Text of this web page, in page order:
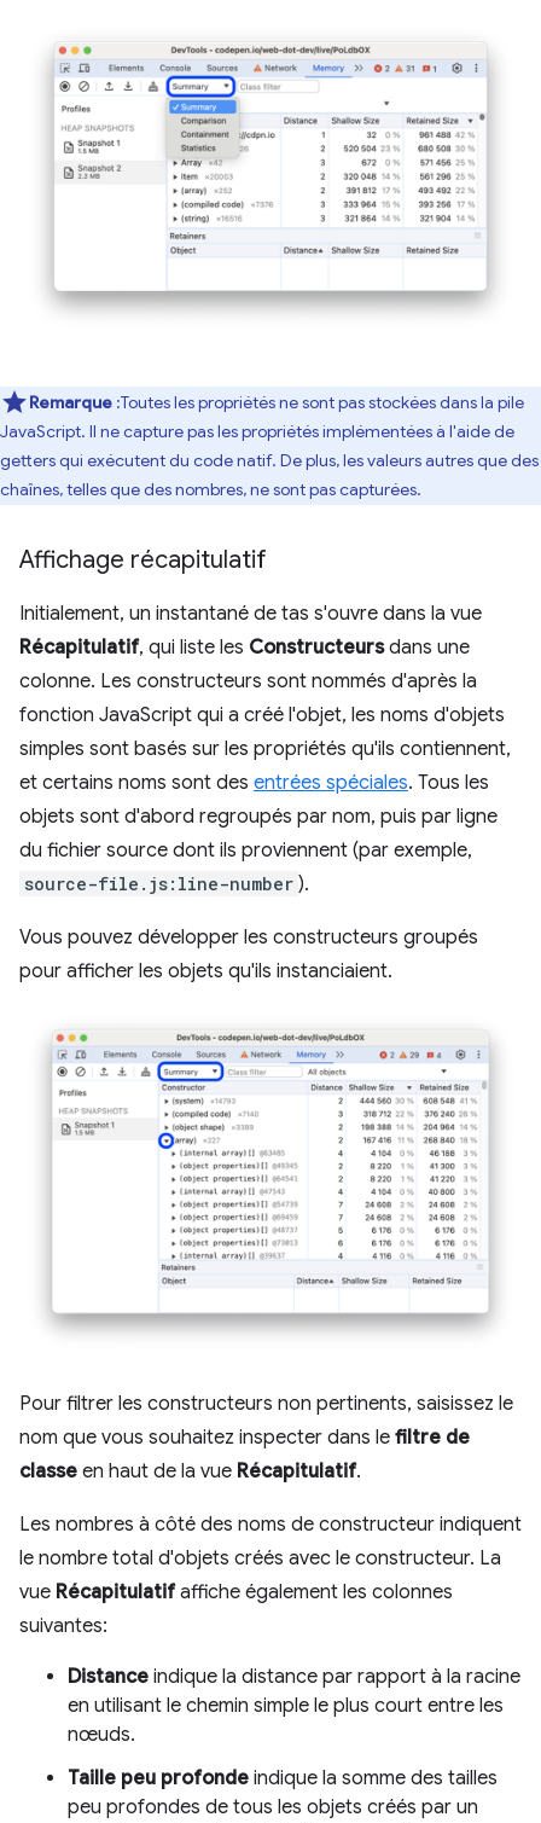
Remarque :Toutes les propriétés ne sont pas stockées dans la pile
JavaScript. Il ne capture pas les propriétés implémentées à l'aide de
getters qui exécutent du code natif. De plus, les valeurs autres que des
chaînes, telles que des nombres, ne sont pas capturées.
Affichage récapitulatif
Initialement, un instantané de tas s'ouvre dans la vue
Récapitulatif, qui liste les Constructeursdans une
colonne. Les constructeurs sont nommés d'après la
fonction JavaScript qui a créé l'objet, les noms d'objets
simples sont basés sur les propriétés qu'ils contiennent,
et certains noms sont des entrées spéciales. Tous les
objets sont d'abord regroupés par nom, puis par ligne
du fichier source dont ils proviennent (par exemple,
source-file.js:line-number ).
Vous pouvez développer les constructeurs groupés
pour afficher les objets qu'ils instanciaient.
Pour filtrer les constructeurs non pertinents, saisissez le
nom que vous souhaitez inspecter dans le filtre de
classe en haut de la vue Récapitulatif.
Les nombres à côté des noms de constructeur indiquent
le nombre total d'objets créés avec le constructeur. La
vue Récapitulatifaffiche également les colonnes
suivantes:
Distance indique la distance par rapport à la racine
en utilisant le chemin simple le plus court entre les
nœuds.
Taille peu profonde indique la somme des tailles
peu profondes de tous les objets créés par un